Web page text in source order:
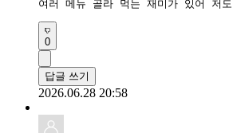
여러 메뉴 골라 먹는 재미가 있어 저
0
답글 쓰기
2026.06.28 20:58